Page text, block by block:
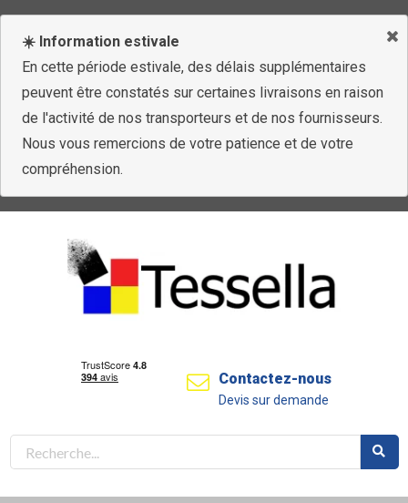
☀️ Information estivale
En cette période estivale, des délais supplémentaires
peuvent être constatés sur certaines livraisons en raison
de l'activité de nos transporteurs et de nos fournisseurs.
Nous vous remercions de votre patience et de votre
compréhension.
Contactez-nous
Devis sur demande